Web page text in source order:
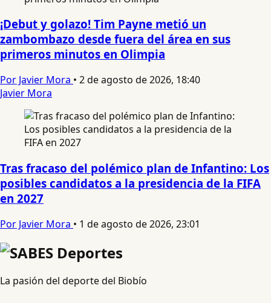
¡Debut y golazo! Tim Payne metió un
zambombazo desde fuera del área en sus
primeros minutos en Olimpia
Por Javier Mora • 2 de agosto de 2026, 18:40
Javier Mora
Tras fracaso del polémico plan de Infantino: Los
posibles candidatos a la presidencia de la FIFA
en 2027
Por Javier Mora • 1 de agosto de 2026, 23:01
La pasión del deporte del Biobío